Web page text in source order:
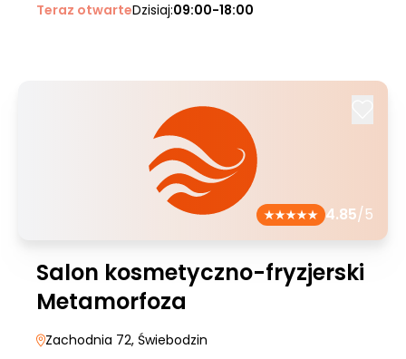
Teraz otwarteDzisiaj:09:00-18:00
4.85/5
Salon kosmetyczno-fryzjerski
Metamorfoza
Zachodnia 72, Świebodzin